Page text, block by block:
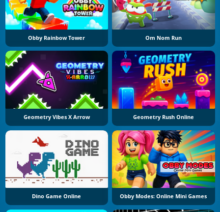
Obby Rainbow Tower Om Nom Run
Geometry Vibes X Arrow Geometry Rush Online
Dino Game Online Obby Modes: Online Mini Games